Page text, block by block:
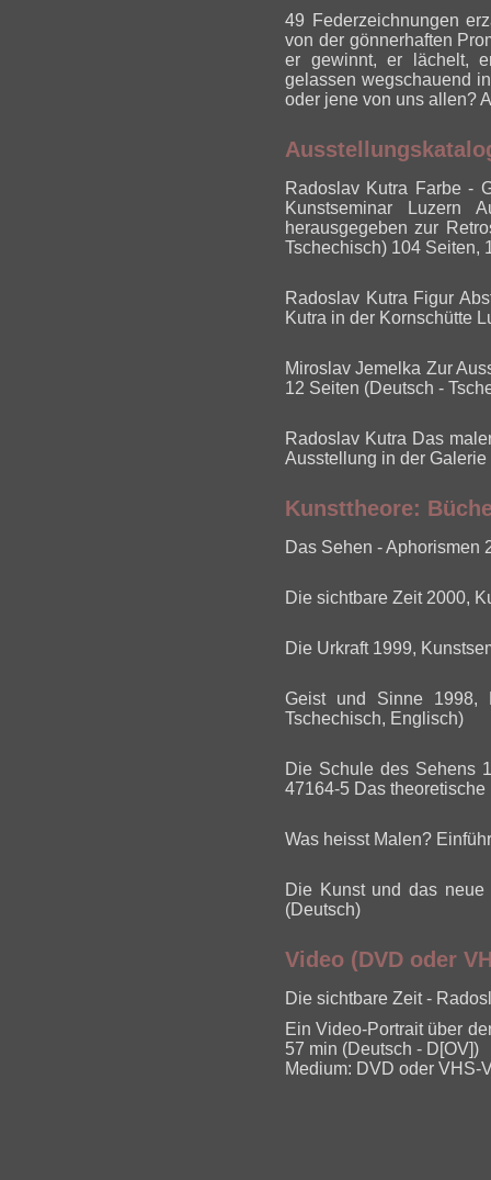
49 Federzeichnungen
von der gönnerhaften
er gewinnt, er lächelt,
gelassen wegschauend
oder jene von uns allen?
Radoslav Kutra Farbe -
Kunstseminar Luzern
herausgegeben zur
Tschechisch) 104 Seiten,
Radoslav Kutra Figur
Kutra in der Kornschütte
Miroslav Jemelka Zur
12 Seiten (Deutsch -
Radoslav Kutra Das
Ausstellung in der
Kunsttheore:
Das Sehen - Aphorismen
Die sichtbare Zeit 2000,
Die Urkraft 1999,
Geist und Sinne 1998,
Tschechisch, Englisch)
Die Schule des Sehens
47164-5 Das
Was heisst Malen?
Die Kunst und das
(Deutsch)
Video (DVD oder
Die sichtbare Zeit -
Ein Video-Portrait über
57 min (Deutsch - D[OV])
Medium: DVD oder VHS-